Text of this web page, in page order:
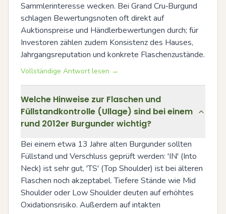
Sammlerinteresse wecken. Bei Grand Cru‑Burgund
schlagen Bewertungsnoten oft direkt auf
Auktionspreise und Händlerbewertungen durch; für
Investoren zählen zudem Konsistenz des Hauses,
Jahrgangsreputation und konkrete Flaschenzustände.
Vollständige Antwort lesen →
Welche Hinweise zur Flaschen und
Füllstandkontrolle (Ullage) sind bei einem
rund 2012er Burgunder wichtig?
Bei einem etwa 13 Jahre alten Burgunder sollten
Füllstand und Verschluss geprüft werden: 'IN' (Into
Neck) ist sehr gut, 'TS' (Top Shoulder) ist bei älteren
Flaschen noch akzeptabel. Tiefere Stände wie Mid
Shoulder oder Low Shoulder deuten auf erhöhtes
Oxidationsrisiko. Außerdem auf intakten